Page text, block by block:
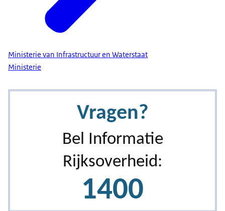
Ministerie van Infrastructuur en Waterstaat
Ministerie